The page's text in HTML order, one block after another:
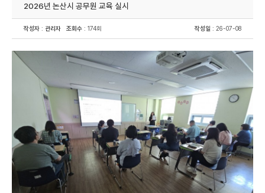
2026년 논산시 공무원 교육 실시
작성자 : 관리자 조회수 : 174회 작성일 : 26-07-08